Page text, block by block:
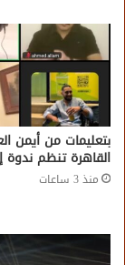
بتعليمات من أيمن
القاهرة تنظم ندوة
منذ 3 ساعات